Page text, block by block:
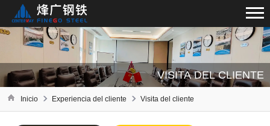
VISITA DEL CLIENTE
Inicio Experiencia del cliente Visita del cliente